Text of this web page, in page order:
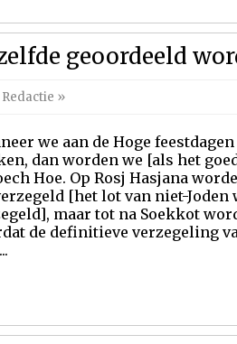
geoordeeld
Redactie »
we aan de Hoge
dan worden we [als het
Hoe. Op Rosj Hasjana
[het lot van niet-
maar tot na Soekkot
de definitieve verzegeling